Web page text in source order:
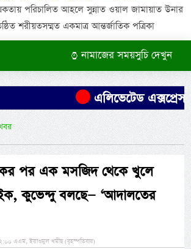
পরিচালিত আহলে সুন্নাত ওয়াল জামায়াত উনার
শরীয়তসম্মত একমাত্র আন্তর্জাতিক পত্রিকা
নামাজের সময়সুচি দেখুন
এলিভেটেড
পর এক মসজিদ থেকে খুলে
কুভেন্দু বলছে— ‘আদালতের
এএম, ইয়াওমুল খমীছ (বৃহস্পতিবার)